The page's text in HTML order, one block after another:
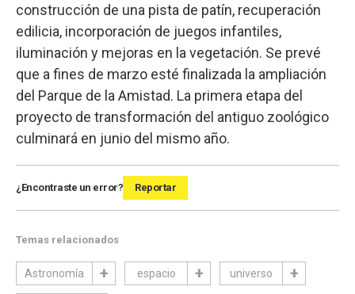
construcción de una pista de patín, recuperación
edilicia, incorporación de juegos infantiles,
iluminación y mejoras en la vegetación. Se prevé
que a fines de marzo esté finalizada la ampliación
del Parque de la Amistad. La primera etapa del
proyecto de transformación del antiguo zoológico
culminará en junio del mismo año.
¿Encontraste un error? Reportar
Temas relacionados
Astronomía espacio universo